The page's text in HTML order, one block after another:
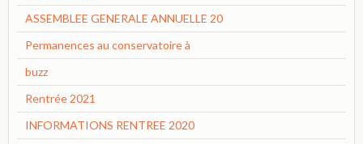
ASSEMBLEE GENERALE ANNUELLE 20
Permanences au conservatoire à
buzz
Rentrée 2021
INFORMATIONS RENTREE 2020